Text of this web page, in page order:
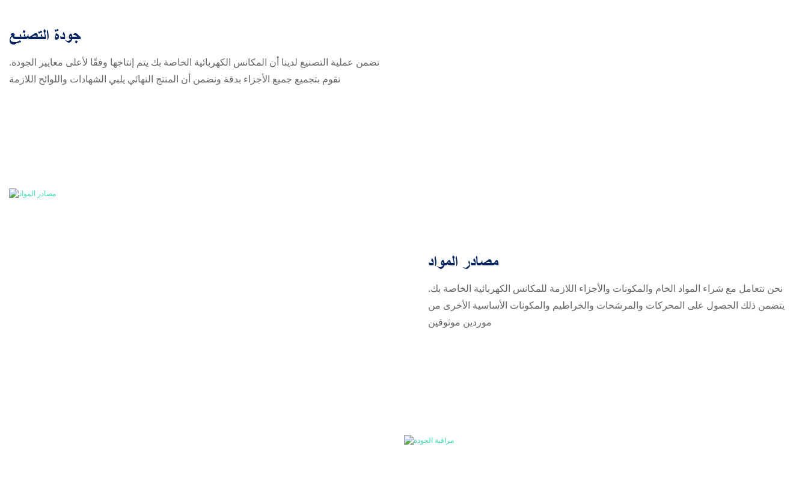
جودة التصنيع
تضمن عملية التصنيع لدينا أن المكانس الكهربائية الخاصة بك يتم إنتاجها وفقًا لأعلى معايير الجودة.
نقوم بتجميع جميع الأجزاء بدقة ونضمن أن المنتج النهائي يلبي الشهادات واللوائح اللازمة
مصادر المواد
نحن نتعامل مع شراء المواد الخام والمكونات والأجزاء اللازمة للمكانس الكهربائية الخاصة بك.
يتضمن ذلك الحصول على المحركات والمرشحات والخراطيم والمكونات الأساسية الأخرى من
موردين موثوقين